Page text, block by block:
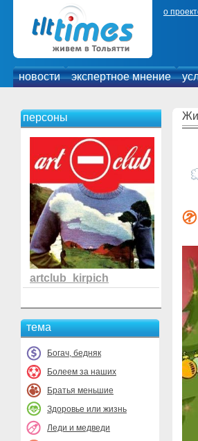
о
новости экспертное мнение
персоны
artclub_kirpich
тема
Богач, бедняк
Болеем за наших
Братья меньшие
Здоровье или жизнь
Леди и медведи